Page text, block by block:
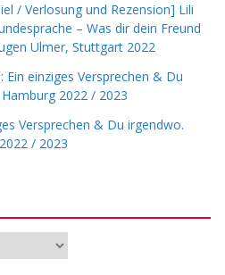
/ Verlosung und Rezension] Lili
– Was dir dein Freund
Ulmer, Stuttgart 2022
Ein einziges Versprechen & Du
2022 / 2023
Versprechen & Du irgendwo.
/ 2023